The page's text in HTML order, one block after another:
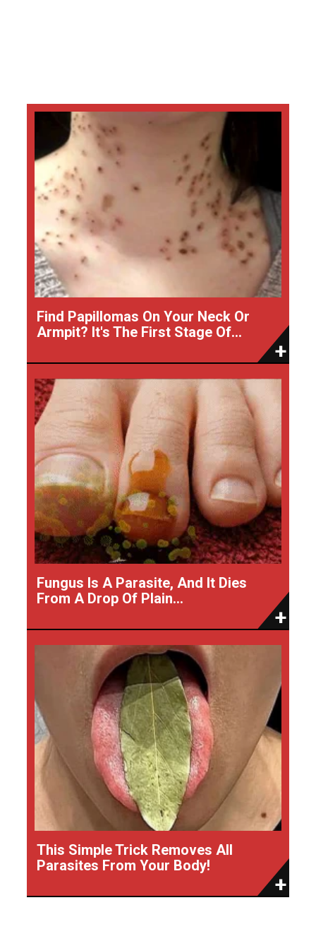
Find Papillomas On Your Neck Or
Armpit? It's The First Stage Of...
Fungus Is A Parasite, And It Dies
From A Drop Of Plain...
This Simple Trick Removes All
Parasites From Your Body!